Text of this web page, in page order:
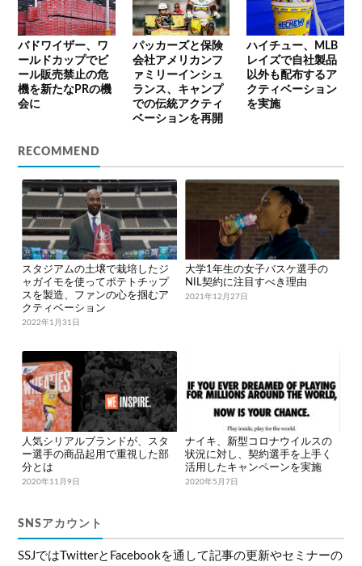
バドワイザー、ワ
ールドカップでビ
ール販売禁止の危
機を新たなPRの機
会に
パッカーズと保険
会社アメリカンフ
ァミリーインシュ
ランス、キャンプ
での伝統アクティ
ベーションを再開
ハイチュー、MLB
レイズで自社製品
以外も配布するア
クティベーション
を実施
RECOMMEND
2022年1月31日
スタジアムの土壌で栽培したジ
ャガイモを使ってポテトチップ
スを製造、ファンの心を掴むア
クティベーション
2021年12月27日
大学1年生の女子バスケ選手の
NIL契約に注目すべき理由
2020年11月9日
人気シリアルブランドが、スタ
ー選手の商品起用で重視した部
分とは
2020年5月7日
ナイキ、新型コロナウイルスの
状況に対し、契約選手を上手く
活用したキャンペーンを実施
SNSアカウント
SSJではTwitterとFacebookを通して記事の更新やセミナーの